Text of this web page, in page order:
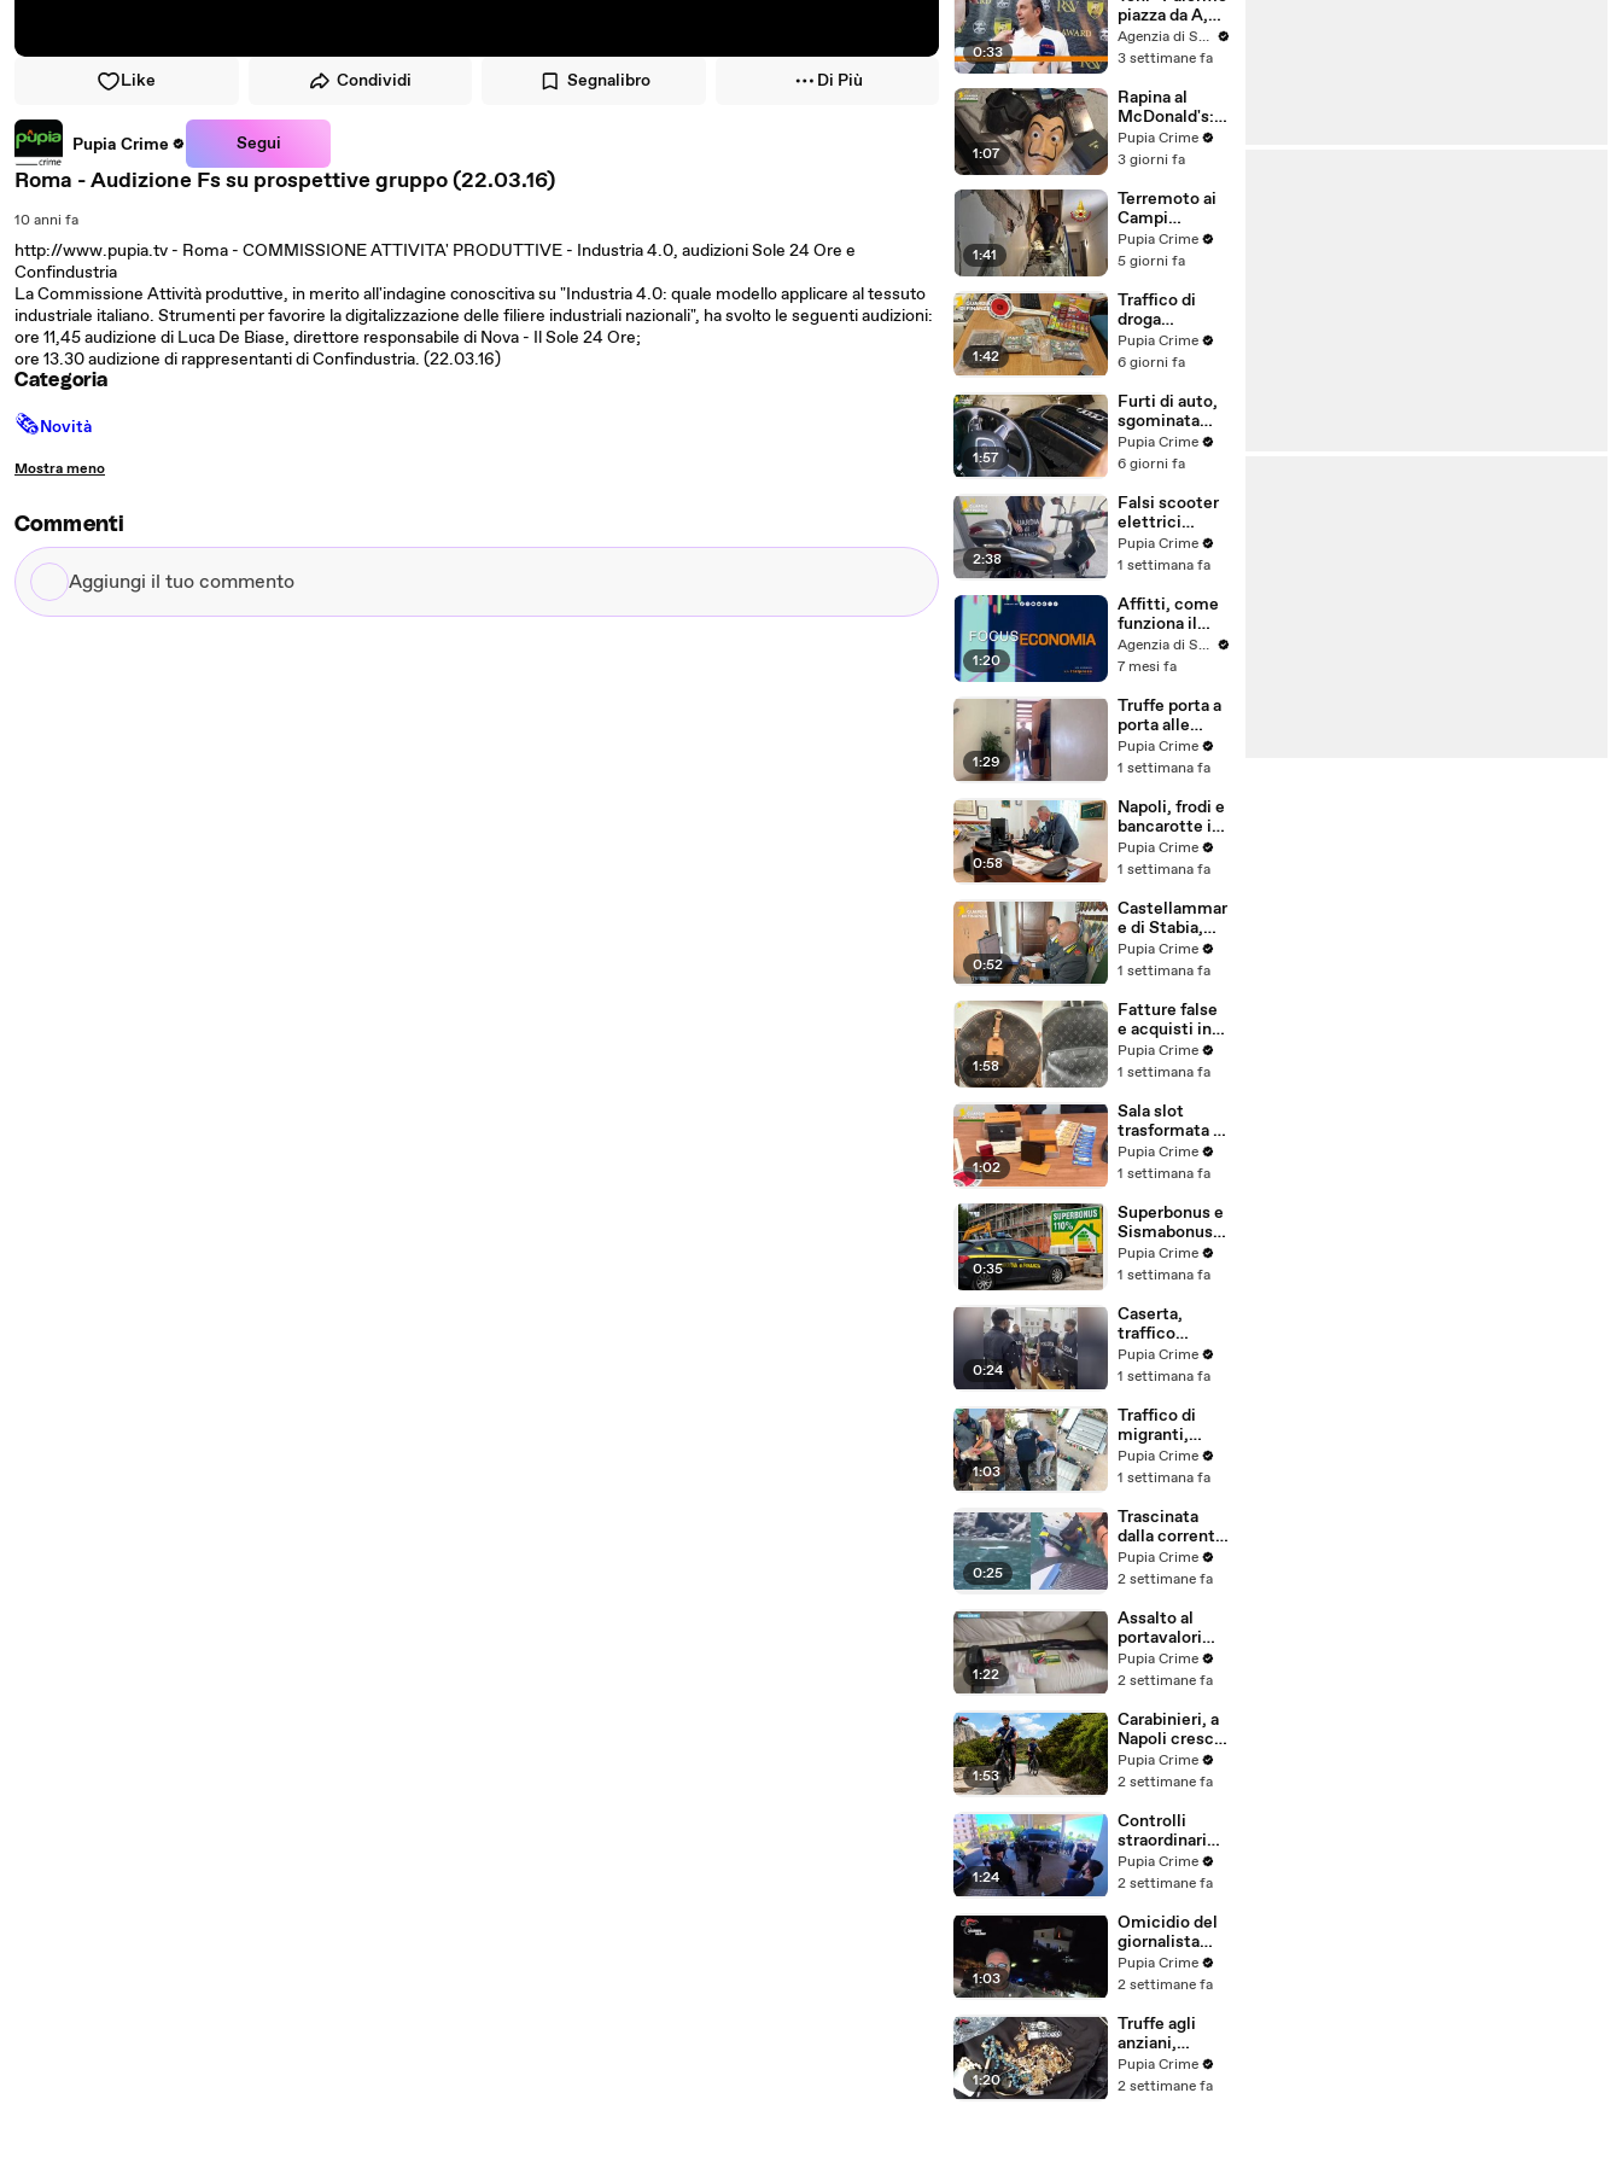
Like Condividi Segnalibro Di Più
Pupia Crime Segui
Roma - Audizione Fs su prospettive gruppo (22.03.16)
10 anni fa
http://www.pupia.tv - Roma - COMMISSIONE ATTIVITA' PRODUTTIVE - Industria 4.0, audizioni Sole 24 Ore e
Confindustria
La Commissione Attività produttive, in merito all'indagine conoscitiva su "Industria 4.0: quale modello applicare al tessuto
industriale italiano. Strumenti per favorire la digitalizzazione delle filiere industriali nazionali", ha svolto le seguenti audizioni:
ore 11,45 audizione di Luca De Biase, direttore responsabile di Nova - Il Sole 24 Ore;
ore 13.30 audizione di rappresentanti di Confindustria. (22.03.16)
Categoria
🗞Novità
Mostra meno
Commenti
Aggiungi
il
voto a
maggioranza"
0:33
piazza da A,
può essere
l'anno buono”
Agenzia di Stampa ITALPRESS
3 settimane fa
1:07
Rapina al
McDonald's:
cinque arresti,
due indagati
spaccio di
droga
(03.08.26)
Pupia Crime
3 giorni fa
1:41
Terremoto ai
Campi
Flegrei: 250
sfollati e 21
residenti
chiedono
certezze sul
futuro
(01.08.26)
Pupia Crime
5 giorni fa
1:42
Traffico di
droga
"ispirato" da
serie tv e trap:
(31.07.26)
Pupia Crime
6 giorni fa
1:57
Furti di auto,
sgominata
banda
specializzata:
(31.07.26)
Pupia Crime
6 giorni fa
2:38
Falsi scooter
elettrici
venduti come
e-bike:
5 milioni
(30.07.26)
Pupia Crime
1 settimana fa
1:20
Affitti, come
funziona il
canone
concordato
Agenzia di Stampa ITALPRESS
7 mesi fa
1:29
Truffe porta a
porta alle
anziane: in 6 a
processo,
vittime in
tutta Italia
(30.07.26)
Pupia Crime
1 settimana fa
0:58
Napoli, frodi e
bancarotte in
commercio
vini:
7,8 milioni
(30.07.26)
Pupia Crime
1 settimana fa
0:52
Castellammar
e di Stabia,
evasione
fiscale:
beni per 1,6
milioni ad un
consorzio
navale
(29.07.26)
Pupia Crime
1 settimana fa
1:58
Fatture false
e acquisti in
nero, blitz
contro rete di
cinesi
sequestri per
8,5 milioni
(29.07.26)
Pupia Crime
1 settimana fa
1:02
Sala slot
trasformata in
"bancomat":
sequestrati
220mila euro
a due coniugi
(29.07.26)
Pupia Crime
1 settimana fa
0:35
Superbonus e
Sismabonus,
sequestrati
beni per 1,4
scoperto
sistema con
false
abitazioni
(29.07.26)
Pupia Crime
1 settimana fa
0:24
Caserta,
traffico
internazionale
di cocaina:
latitante
nigeriano
ricercato dal
2019
(28.07.26)
Pupia Crime
1 settimana fa
1:03
Traffico di
migranti,
smantellata
rete tra
altre 9
province: 18
arresti
(27.07.26)
Pupia Crime
1 settimana fa
0:25
Trascinata
dalla corrente
per 3
chilometri su
materassino:
salvata dalla
Polizia
(25.07.26)
Pupia Crime
2 settimane fa
1:22
Assalto al
portavalori
con 30 chili
d'oro sventato
arresti
(25.07.26)
Pupia Crime
2 settimane fa
1:53
Carabinieri, a
Napoli cresce
la "flotta
green": nuove
elettriche e
mezzi
sostenibili
anche sulle
isole
(25.07.26)
Pupia Crime
2 settimane fa
1:24
Controlli
straordinari
della Polizia a
Milano e
arresti, 29
denunce e
oltre 7mila
persone
identificate
(25.07.26)
Pupia Crime
2 settimane fa
1:03
Omicidio del
giornalista
Luca
Esposito:
killer, è un
26enne
tunisino
(25.07.26)
Pupia Crime
2 settimane fa
1:20
Truffe agli
anziani,
arrestato il
telefonista
Pupia Crime
2 settimane fa